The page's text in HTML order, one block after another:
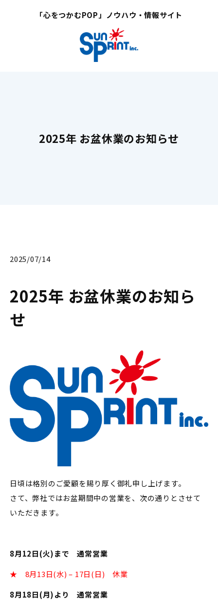
「心をつかむPOP」ノウハウ・情報サイト
2025年 お盆休業のお知らせ
2025/07/14
2025年 お盆休業のお知ら
せ
日頃は格別のご愛顧を賜り厚く御礼申し上げます。
さて、弊社ではお盆期間中の営業を、次の通りとさせて
いただきます。
8月12日(火)まで 通常営業
★ 8月13日(水) – 17日(日) 休業
8月18日(月)より 通常営業